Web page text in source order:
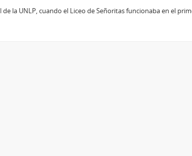
la UNLP, cuando el Liceo de Señoritas funcionaba en el